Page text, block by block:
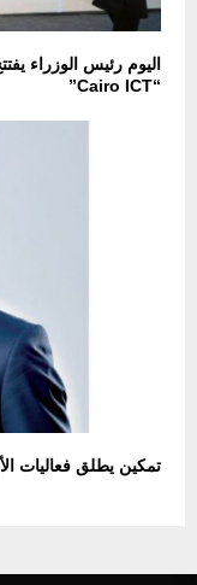
“Cairo ICT”
تمكين يطلق فعاليات